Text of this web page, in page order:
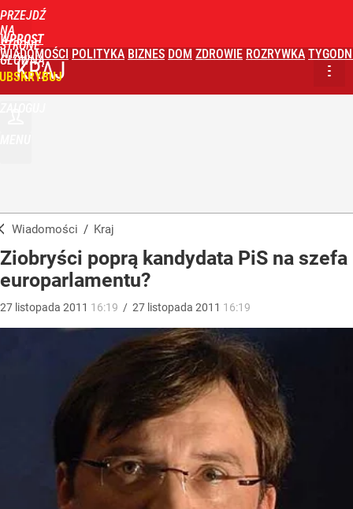
PRZEJDŹ
NA
STRONĘ
GŁÓWNĄ
WPROST
WIADOMOŚCI POLITYKA BIZNES DOM ZDROWIE ROZRYWKA
KRAJ
Wiadomości / Kraj
Ziobryści poprą kandydata PiS na szefa
europarlamentu?
27 listopada 2011 16:19 / 27 listopada 2011 16:19